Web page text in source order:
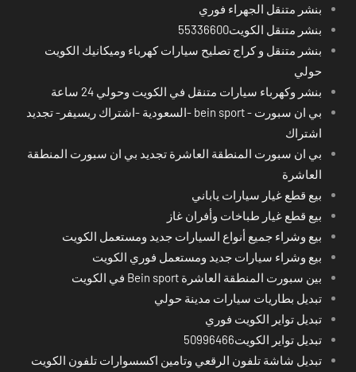
بنشر متنقل الجهراء فوري
بنشر متنقل الكويت55336600
بنشر متنقل و كراج تصليح سيارات كهرباء وميكانيك الكويت
حولي
بنشر وكهرباء سيارات متنقل في الكويت وحولي 24 ساعة
بي ان سبورت - bein sport -السعودية -اشتراك ريسيفر- تجديد
اشتراك
بي ان سبورت المنطقة العاشرة تجديد بي ان سبورت المنطقة
العاشرة
بيع قطع غيار سيارات ياباني
بيع قطع غيار طباخات وأفران غاز
بيع وشراء جميع أنواع السيارات جديد ومستعمل الكويت
بيع وشراء سيارات جديد ومستعمل فوري الكويت
بين سبورت المنطقة العاشرة Bein sport في الكويت
تبديل بطاريات سيارات مدينة حولي
تبديل تواير الكويت فوري
تبديل تواير الكويت50996466
تبديل شاشة تلفون الرقعي وتامين اكسسوارات تلفون الكويت